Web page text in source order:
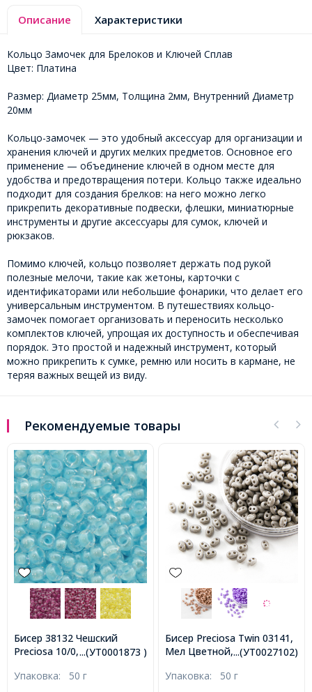
Описание Характеристики
Кольцо Замочек для Брелоков и Ключей Сплав
Цвет: Платина
Размер: Диаметр 25мм, Толщина 2мм, Внутренний Диаметр
20мм
Кольцо-замочек — это удобный аксессуар для организации и
хранения ключей и других мелких предметов. Основное его
применение — объединение ключей в одном месте для
удобства и предотвращения потери. Кольцо также идеально
подходит для создания брелков: на него можно легко
прикрепить декоративные подвески, флешки, миниатюрные
инструменты и другие аксессуары для сумок, ключей и
рюкзаков.
Помимо ключей, кольцо позволяет держать под рукой
полезные мелочи, такие как жетоны, карточки с
идентификаторами или небольшие фонарики, что делает его
универсальным инструментом. В путешествиях кольцо-
замочек помогает организовать и переносить несколько
комплектов ключей, упрощая их доступность и обеспечивая
порядок. Это простой и надежный инструмент, который
можно прикрепить к сумке, ремню или носить в кармане, не
теряя важных вещей из виду.
Рекомендуемые товары
...(УТ0001873 )
Бисер 38132 Чешский
Preciosa 10/0, Прозрачный
Голубой, Круглый,
Упаковка: 50 г
...(УТ0027102)
Бисер Preciosa Twin 03141,
Мел Цветной, Размер:
(УТ0027102)
Упаковка: 50 г